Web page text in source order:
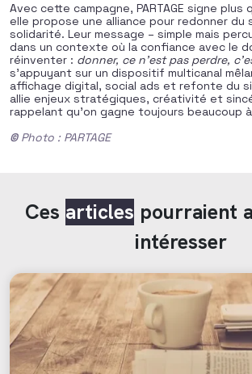
Avec cette campagne, PARTAGE signe plus
elle propose une alliance pour redonner du
solidarité. Leur message – simple mais
dans un contexte où la confiance avec le
réinventer : donner, ce n’est pas perdre,
s’appuyant sur un dispositif multicanal
affichage digital, social ads et refonte du
allie enjeux stratégiques, créativité et
rappelant qu’on gagne toujours beaucoup
©Photo : PARTAGE
Ces articles pourraient
intéresser